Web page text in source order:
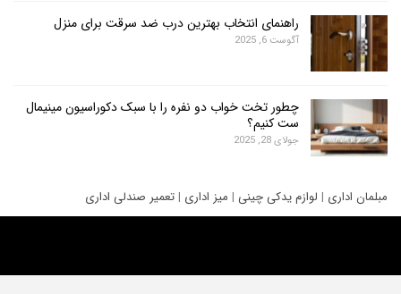
راهنمای انتخاب بهترین درب ضد سرقت برای منزل
آگوست 6, 2025
چطور تخت خواب دو نفره را با سبک دکوراسیون مینیمال
ست کنیم؟
جولای 28, 2025
|لوازم یدکی چینی|میز اداری| تعمیر صندلی اداری